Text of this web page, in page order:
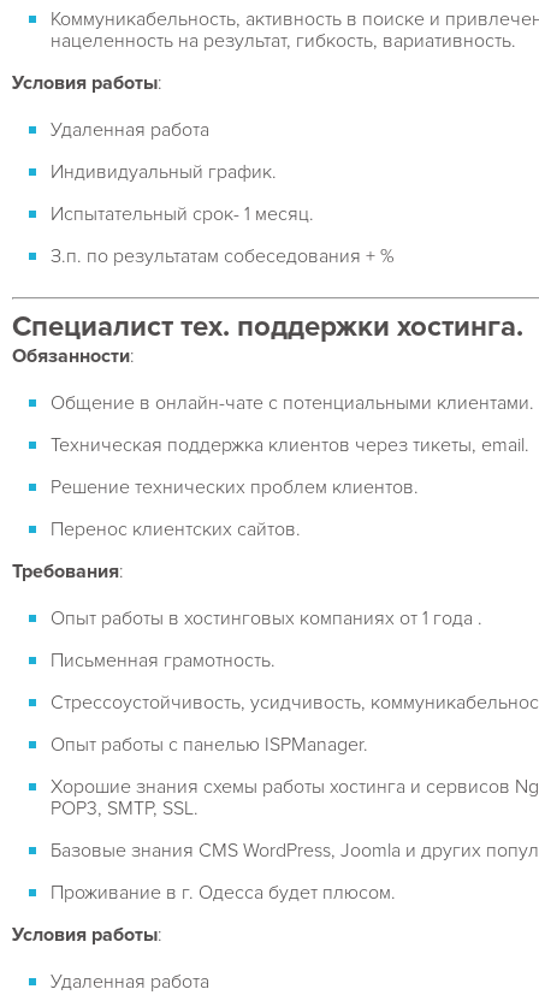
Коммуникабельность, активность в поиске и
нацеленность на результат, гибкость, вариативность.
Условия работы:
Удаленная работа
Индивидуальный график.
Испытательный срок- 1 месяц.
З.п. по результатам собеседования + %
Специалист тех. поддержки хостинга.
Обязанности:
Общение в онлайн-чате с потенциальными клиентами.
Техническая поддержка клиентов через тикеты, email.
Решение технических проблем клиентов.
Перенос клиентских сайтов.
Требования:
Опыт работы в хостинговых компаниях от 1 года .
Письменная грамотность.
Стрессоустойчивость, усидчивость,
Опыт работы с панелью ISPManager.
Хорошие знания схемы работы хостинга и сервисов
POP3, SMTP, SSL.
Базовые знания CMS WordPress, Joomla и других
Проживание в г. Одесса будет плюсом.
Условия работы:
Удаленная работа